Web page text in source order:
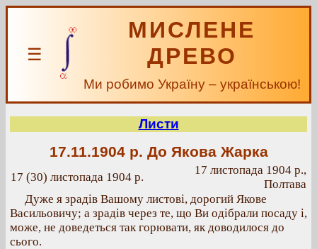
☰
МИСЛЕНЕ
ДРЕВО
Ми робимо Україну – українською!
Листи
17.11.1904 р. До Якова Жарка
17 (30) листопада 1904 р.
17 листопада 1904 р.,
Полтава
Дуже я зрадів Вашому листові, дорогий Якове
Васильовичу; а зрадів через те, що Ви одібрали посаду і,
може, не доведеться так горювати, як доводилося до
сього.